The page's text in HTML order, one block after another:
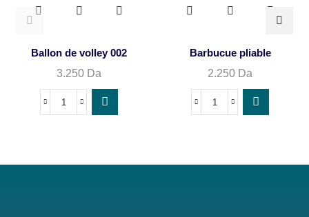
Ballon de volley 002
3.250 Da
Barbucue pliable
2.250 Da